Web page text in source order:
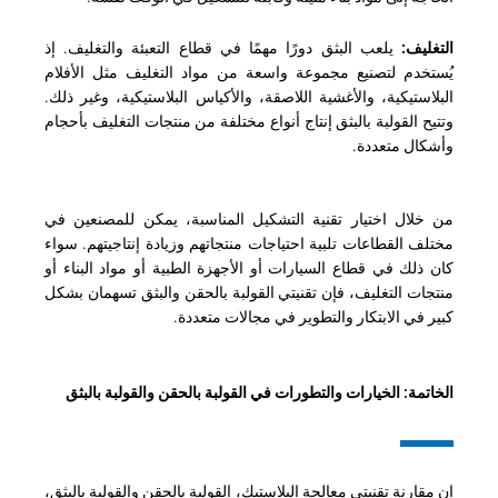
التغليف: يلعب البثق دورًا مهمًا في قطاع التعبئة والتغليف. إذ
يُستخدم لتصنيع مجموعة واسعة من مواد التغليف مثل الأفلام
البلاستيكية، والأغشية اللاصقة، والأكياس البلاستيكية، وغير ذلك.
وتتيح القولبة بالبثق إنتاج أنواع مختلفة من منتجات التغليف بأحجام
وأشكال متعددة.
من خلال اختيار تقنية التشكيل المناسبة، يمكن للمصنعين في
مختلف القطاعات تلبية احتياجات منتجاتهم وزيادة إنتاجيتهم. سواء
كان ذلك في قطاع السيارات أو الأجهزة الطبية أو مواد البناء أو
منتجات التغليف، فإن تقنيتي القولبة بالحقن والبثق تسهمان بشكل
كبير في الابتكار والتطوير في مجالات متعددة.
الخاتمة: الخيارات والتطورات في القولبة بالحقن والقولبة بالبثق
إن مقارنة تقنيتي معالجة البلاستيك، القولبة بالحقن والقولبة بالبثق،